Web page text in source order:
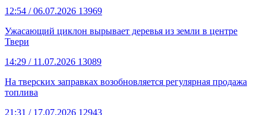
12:54 / 06.07.2026 13969
Ужасающий циклон вырывает деревья из земли в центре
Твери
14:29 / 11.07.2026 13089
На тверских заправках возобновляется регулярная продажа
топлива
21:31 / 17.07.2026 12943